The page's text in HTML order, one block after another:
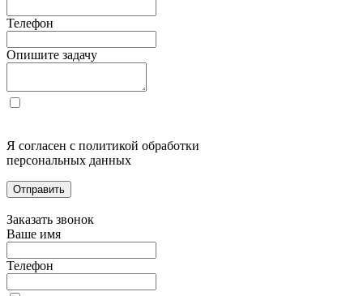
Телефон
Опишите задачу
Я согласен с политикой обработки
персональных данных
Отправить
Заказать звонок
Ваше имя
Телефон